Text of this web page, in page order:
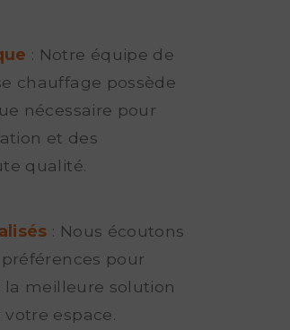
: Notre équipe de
chauffage possède
nécessaire pour
et des
qualité.
: Nous écoutons
pour
la meilleure solution
espace.